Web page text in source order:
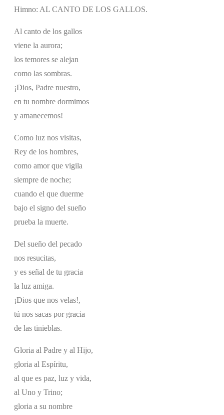
Himno: AL CANTO DE LOS GALLOS.
Al canto de los gallos
viene la aurora;
los temores se alejan
como las sombras.
¡Dios, Padre nuestro,
en tu nombre dormimos
y amanecemos!
Como luz nos visitas,
Rey de los hombres,
como amor que vigila
siempre de noche;
cuando el que duerme
bajo el signo del sueño
prueba la muerte.
Del sueño del pecado
nos resucitas,
y es señal de tu gracia
la luz amiga.
¡Dios que nos velas!,
tú nos sacas por gracia
de las tinieblas.
Gloria al Padre y al Hijo,
gloria al Espíritu,
al que es paz, luz y vida,
al Uno y Trino;
gloria a su nombre